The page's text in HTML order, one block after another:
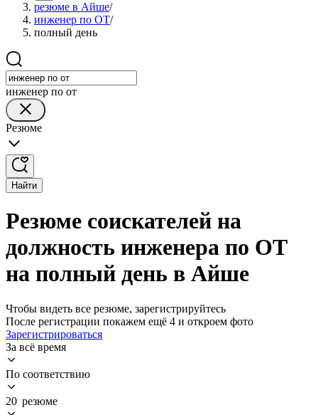
резюме в Айше/
инженер по ОТ/
полный день
инженер по от
Резюме
Найти
Резюме соискателей на
должность инженера по ОТ
на полный день в Айше
Чтобы видеть все резюме, зарегистрируйтесь
После регистрации покажем ещё 4 и откроем фото
Зарегистрироваться
За всё время
По соответствию
20 резюме